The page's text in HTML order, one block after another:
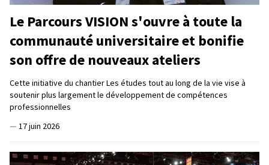
Le Parcours VISION s'ouvre à toute la
communauté universitaire et bonifie
son offre de nouveaux ateliers
Cette initiative du chantier Les études tout au long de la vie vise à
soutenir plus largement le développement de compétences
professionnelles
— 17 juin 2026